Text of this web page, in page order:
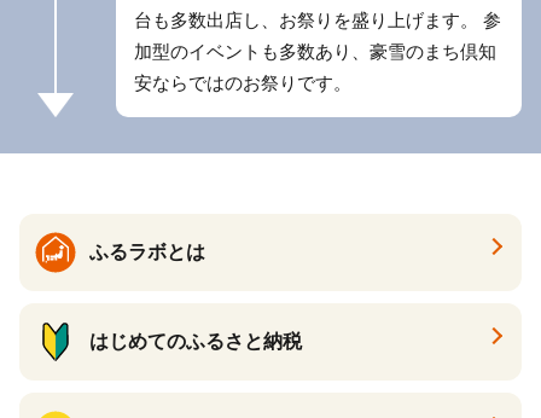
台も多数出店し、お祭りを盛り上げます。 参
加型のイベントも多数あり、豪雪のまち倶知
安ならではのお祭りです。
ふるラボとは
はじめてのふるさと納税